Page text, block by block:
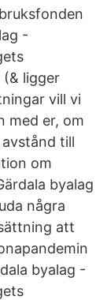
-
ligger
vill vi
med er, om
till
om
byalag
några
att
byalag -